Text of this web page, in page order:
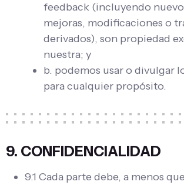
feedback (incluyendo
mejoras, modificaciones o
derivados), son propiedad
nuestra; y
b. podemos usar o divulgar
para cualquier propósito.
9. CONFIDENCIALIDAD
9.1 Cada parte debe, a menos